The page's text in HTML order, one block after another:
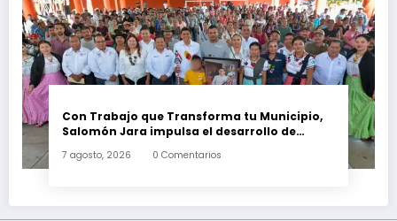
Con Trabajo que Transforma tu Municipio,
Salomón Jara impulsa el desarrollo de
7 agosto, 2026 0 Comentarios